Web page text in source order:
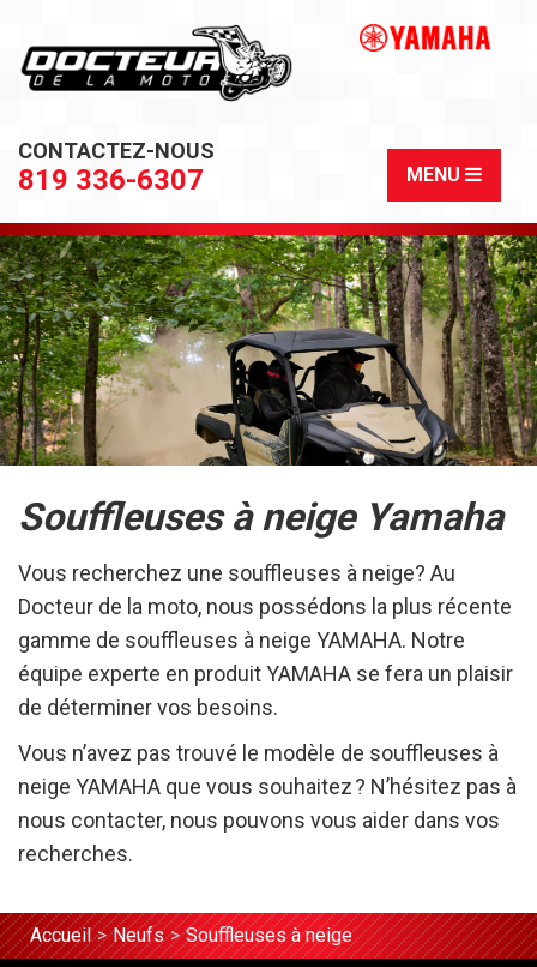
CONTACTEZ-NOUS
819 336-6307 MENU
Souffleuses à neige Yamaha
Vous recherchez une souffleuses à neige? Au
Docteur de la moto, nous possédons la plus récente
gamme de souffleuses à neige YAMAHA. Notre
équipe experte en produit YAMAHA se fera un plaisir
de déterminer vos besoins.
Vous n’avez pas trouvé le modèle de souffleuses à
neige YAMAHA que vous souhaitez ? N’hésitez pas à
nous contacter, nous pouvons vous aider dans vos
recherches.
Accueil Neufs Souffleuses à neige